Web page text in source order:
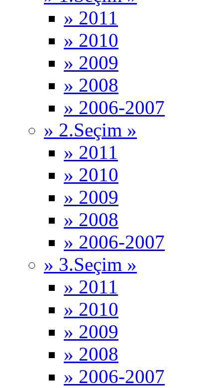
» 2011
» 2010
» 2009
» 2008
» 2006-2007
» 2.Seçim »
» 2011
» 2010
» 2009
» 2008
» 2006-2007
» 3.Seçim »
» 2011
» 2010
» 2009
» 2008
» 2006-2007